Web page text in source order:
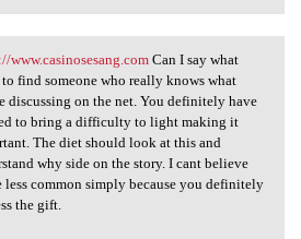
www.casinosesang.com
www.casinosesang.comCan I say what
find someone who really knows what
discussing on the net. You definitely have
to bring a difficulty to light making it
The diet should look at this and
why side on the story. I cant believe
less common simply because you definitely
the gift.